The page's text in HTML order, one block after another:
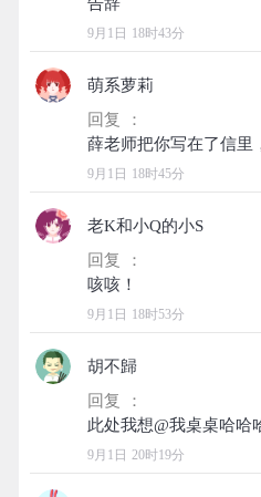
9月1日 18时43分
萌系萝莉
回复 ：
9月1日 18时45分
老K和小Q的小S
回复 ：
9月1日 18时53分
胡不歸
回复 ：
9月1日 20时19分